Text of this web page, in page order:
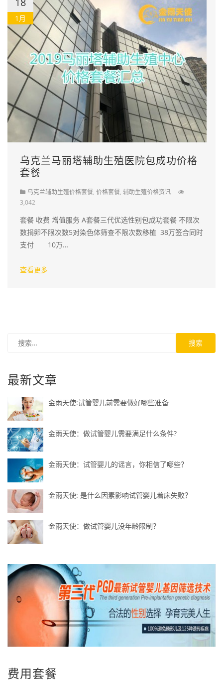
1月
乌克兰马丽塔辅助生殖医院包成功价格
套餐
乌克兰辅助生殖价格套餐, 价格套餐, 辅助生殖价格资讯
3,042
套餐 收费 增值服务 A套餐三代优选性别包成功套餐 不限次
数捐卵不限次数5对染色体筛查不限次数移植 38万签合同时
支付 10万…
查看更多
最新文章
金雨天使:试管婴儿前需要做好哪些准备
金雨天使：做试管婴儿需要满足什么条件?
金雨天使：试管婴儿的谣言，你相信了哪些？
金雨天使: 是什么因素影响试管婴儿着床失败？
金雨天使：做试管婴儿没年龄限制？
费用套餐